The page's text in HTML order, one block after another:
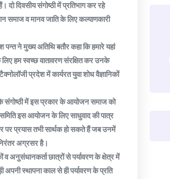
दो दिवसीय संगोष्ठी में प्रतिभाग कर रहे
समाज व मानव जाति के लिए कल्याणकारी
ने मुख्य अतिथि बतौर कहा कि हमारे यहां
हम स्वच्छ वातावरण संरक्षित कर उनके
प्रदेश में कार्यरत युवा शोध वैज्ञानिकों
संगोष्ठी में इस प्रकार के आयोजन समाज को
इस आयोजन के लिए साधुवाद की पात्र
पर प्रयास तभी सार्थक हो सकते हैं जब उनमें
अग्रसर है।
अनुसंधानकर्ता छात्रों से पर्यावरण के क्षेत्र में
स्थापना काल से ही पर्यावरण के प्रति